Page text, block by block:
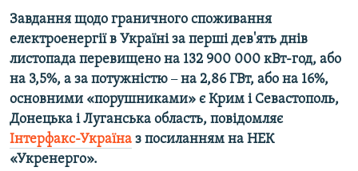
пошуку
ІНТЕРВ'Ю
ВСЕ ЗА ДЕНЬ
СПЕЦПРОЕКТИ
ДЕПОРТАЦІЯ
ВІДЕОУРОКИ «ELIFBE»
СВІДЧЕННЯ ОКУПАЦІЇ
ЯК ОБІЙТИ БЛОКУВАННЯ
Русский
Завдання щодо граничного споживання
електроенергії в Україні за перші дев'ять днів
листопада перевищено на 132 900 000 кВт-год, або
на 3,5%, а за потужністю –на 2,86 ГВт, або на 16%,
основними «порушниками» є Крим і Севастополь,
Донецька і Луганська область, повідомляє
Інтерфакс-Україна з посиланням на НЕК
«Укренерго».